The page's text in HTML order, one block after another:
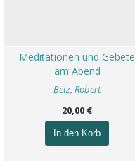
Meditationen und Gebete
am Abend
Betz, Robert
20,00 €
In den Korb